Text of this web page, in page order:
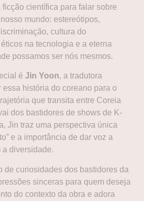
científica para falar sobre
mundo: estereótipos,
cultura do
na tecnologia e a eterna
possamos ser nós mesmos.
é Jin Yoon, a tradutora
essa história do coreano para o
que transita entre Coreia
dos bastidores de shows de K-
Jin traz uma perspectiva única
e a importância de dar voz a
a diversidade.
de curiosidades dos bastidores da
sinceras para quem deseja
do contexto da obra e adora